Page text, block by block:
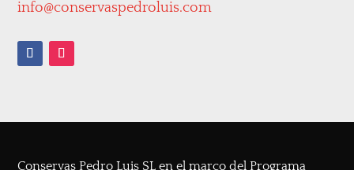
info@conservaspedroluis.com
Conservas Pedro Luis SL en el marco del Programa